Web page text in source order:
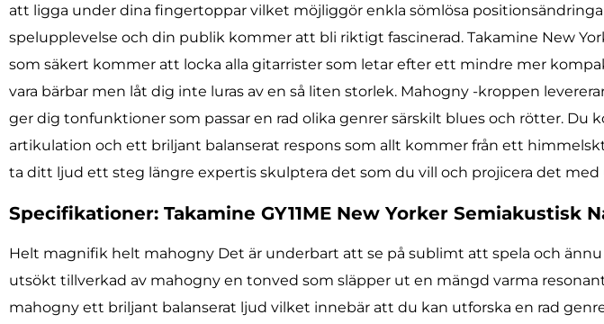
att ligga under dina fingertoppar vilket möjliggör enkla sömlösa
spelupplevelse och din publik kommer att bli riktigt fascinerad. Takamine New
som säkert kommer att locka alla gitarrister som letar efter ett mindre mer
vara bärbar men låt dig inte luras av en så liten storlek. Mahogny -kroppen
ger dig tonfunktioner som passar en rad olika genrer särskilt blues och rötter.
artikulation och ett briljant balanserat respons som allt kommer från ett
ta ditt ljud ett steg längre expertis skulptera det som du vill och projicera det
Specifikationer: Takamine GY11ME New Yorker Semiakustisk
Helt magnifik helt mahogny Det är underbart att se på sublimt att spela och
utsökt tillverkad av mahogny en tonved som släpper ut en mängd varma
mahogny ett briljant balanserat ljud vilket innebär att du kan utforska en rad